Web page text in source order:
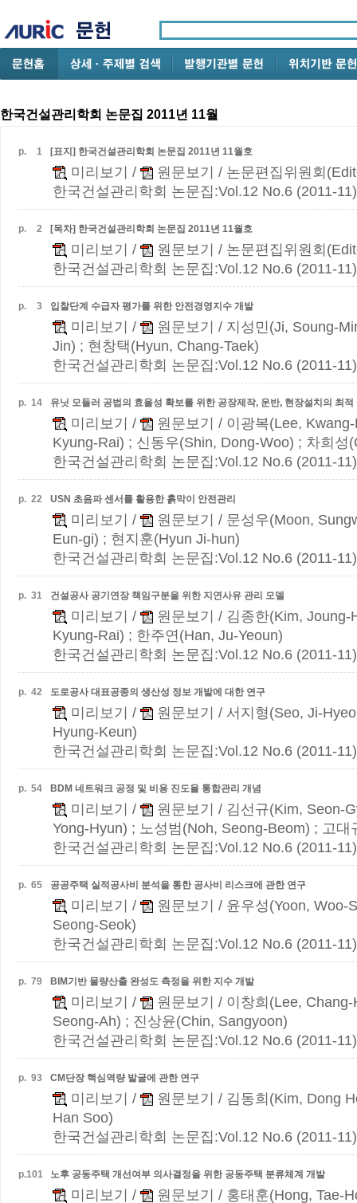
한국건설관리학회 논문집 2011년 11월
p. 1 [표지] 한국건설관리학회 논문집 2011년 11월호
미리보기 / 원문보기
/ 논문편집위원회
한국건설관리학회 논문집:Vol.12 No.6 (2011-11)
p. 2 [목차] 한국건설관리학회 논문집 2011년 11월호
미리보기 / 원문보기
/ 논문편집위원회
한국건설관리학회 논문집:Vol.12 No.6 (2011-11)
p. 3 입찰단계 수급자 평가를 위한 안전경영지수 개발
미리보기 / 원문보기
/ 지성민(Ji, Soung-
Jin) ; 현창택(Hyun, Chang-Taek)
한국건설관리학회 논문집:Vol.12 No.6 (2011-11)
p. 14 유닛 모듈러 공법의 효율성 확보를 위한 공장제작, 운반, 현장설치의 최적
미리보기 / 원문보기
/ 이광복(Lee,
Kyung-Rai) ; 신동우(Shin, Dong-Woo) ; 차희성
한국건설관리학회 논문집:Vol.12 No.6 (2011-11)
p. 22 USN 초음파 센서를 활용한 흙막이 안전관리
미리보기 / 원문보기
/ 문성우(Moon,
Eun-gi) ; 현지훈(Hyun Ji-hun)
한국건설관리학회 논문집:Vol.12 No.6 (2011-11)
p. 31 건설공사 공기연장 책임구분을 위한 지연사유 관리 모델
미리보기 / 원문보기
/ 김종한(Kim, Joung-
Kyung-Rai) ; 한주연(Han, Ju-Yeoun)
한국건설관리학회 논문집:Vol.12 No.6 (2011-11)
p. 42 도로공사 대표공종의 생산성 정보 개발에 대한 연구
미리보기 / 원문보기
/ 서지형(Seo, Ji-
Hyung-Keun)
한국건설관리학회 논문집:Vol.12 No.6 (2011-11)
p. 54 BDM 네트워크 공정 및 비용 진도율 통합관리 개념
미리보기 / 원문보기
/ 김선규(Kim, Seon-
Yong-Hyun) ; 노성범(Noh, Seong-Beom) ; 고대
한국건설관리학회 논문집:Vol.12 No.6 (2011-11)
p. 65 공공주택 실적공사비 분석을 통한 공사비 리스크에 관한 연구
미리보기 / 원문보기
/ 윤우성(Yoon, Woo-
Seong-Seok)
한국건설관리학회 논문집:Vol.12 No.6 (2011-11)
p. 79 BIM기반 물량산출 완성도 측정을 위한 지수 개발
미리보기 / 원문보기
/ 이창희(Lee,
Seong-Ah) ; 진상윤(Chin, Sangyoon)
한국건설관리학회 논문집:Vol.12 No.6 (2011-11)
p. 93 CM단장 핵심역량 발굴에 관한 연구
미리보기 / 원문보기
/ 김동희(Kim, Dong
Han Soo)
한국건설관리학회 논문집:Vol.12 No.6 (2011-11)
p.101 노후 공동주택 개선여부 의사결정을 위한 공동주택 분류체계 개발
미리보기 / 원문보기
/ 홍태훈(Hong, Tae-